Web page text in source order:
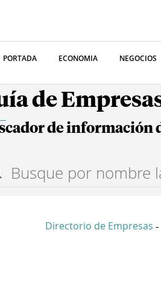
PORTADA ECONOMIA NEGOCIOS
de
de información
Directorio de Empresas -